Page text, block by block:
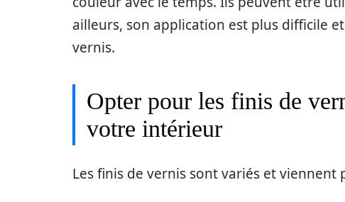
ailleurs, son application est plus difficile
vernis.
Opter pour les finis de
votre intérieur
Les finis de vernis sont variés et viennent